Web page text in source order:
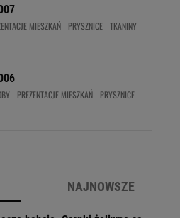
MIESZKAŃ PRYSZNICE TKANINY
PREZENTACJE MIESZKAŃ PRYSZNICE
NAJNOWSZE